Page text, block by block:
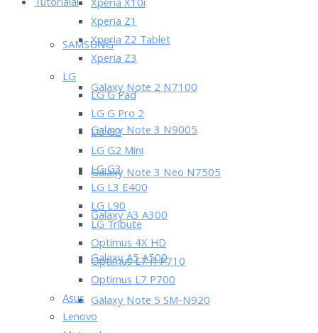
SAMSUNG
Galaxy Note 2 N7100
Galaxy Note 3 N9005
Galaxy Note 3 Neo N7505
Galaxy A3 A300
Galaxy A5 A500
Galaxy Note 5 SM-N920
Xperia X10i
Xperia Z1
Xperia Z2 Tablet
Xperia Z3
LG
LG G Pad
LG G Pro 2
LG G2
LG G2 Mini
LG G3
LG L3 E400
LG L90
LG Tribute
Optimus 4X HD
Optimus L7 II P710
Optimus L7 P700
Asus
Lenovo